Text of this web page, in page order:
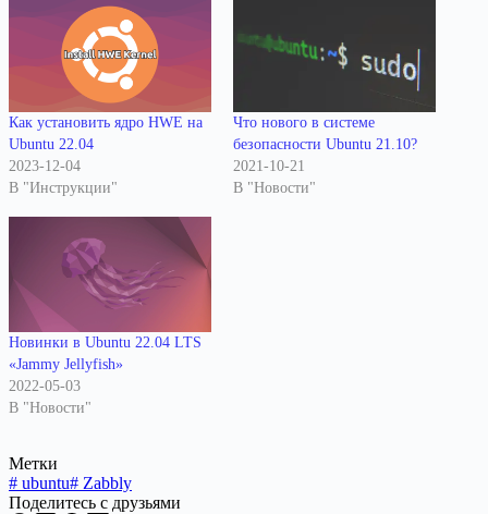
Как установить ядро HWE на
Ubuntu 22.04
2023-12-04
В "Инструкции"
Что нового в системе
безопасности Ubuntu 21.10?
2021-10-21
В "Новости"
Новинки в Ubuntu 22.04 LTS
«Jammy Jellyfish»
2022-05-03
В "Новости"
Метки
# ubuntu# Zabbly
Поделитесь с друзьями